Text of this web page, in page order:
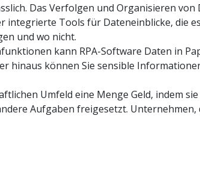
Das Verfolgen und Organisieren
integrierte Tools für Dateneinblicke, die
und wo nicht.
kann RPA-Software Daten in
hinaus können Sie sensible
Umfeld eine Menge Geld, indem
Aufgaben freigesetzt. Unternehmen,